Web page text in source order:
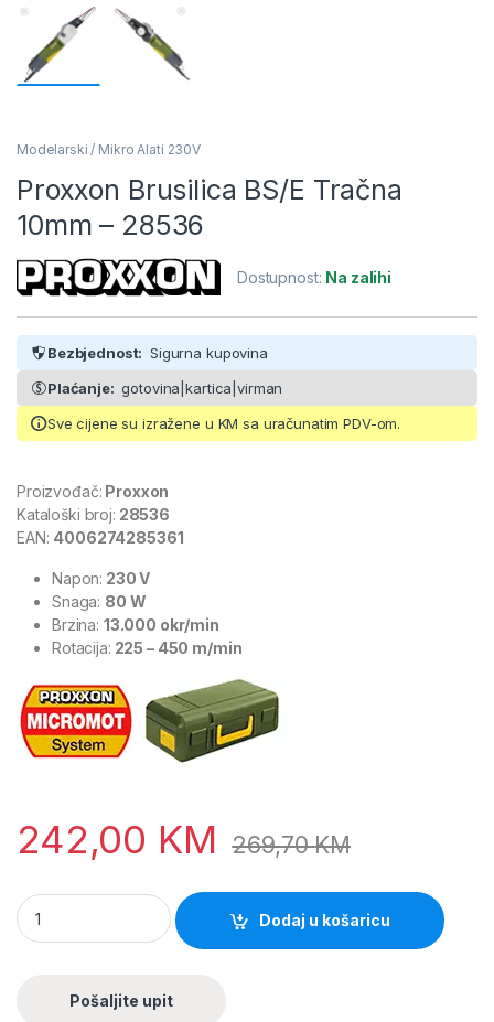
Modelarski / Mikro Alati 230V
Proxxon Brusilica BS/E Tračna
10mm – 28536
Dostupnost: Na zalihi
Bezbjednost: Sigurna kupovina
Plaćanje: gotovina|kartica|virman
Sve cijene su izražene u KM sa uračunatim PDV-om.
Proizvođač: Proxxon
Kataloški broj: 28536
EAN: 4006274285361
Napon: 230 V
Snaga: 80 W
Brzina: 13.000 okr/min
Rotacija: 225 – 450 m/min
242,00 KM 269,70KM
Dodaj u košaricu